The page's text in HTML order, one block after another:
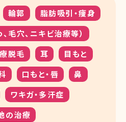
輪郭
脂肪吸引・痩身
毛穴、ニキビ治療等）
脱毛 耳
目もと
口もと・唇
鼻
ワキガ・多汗症
の治療